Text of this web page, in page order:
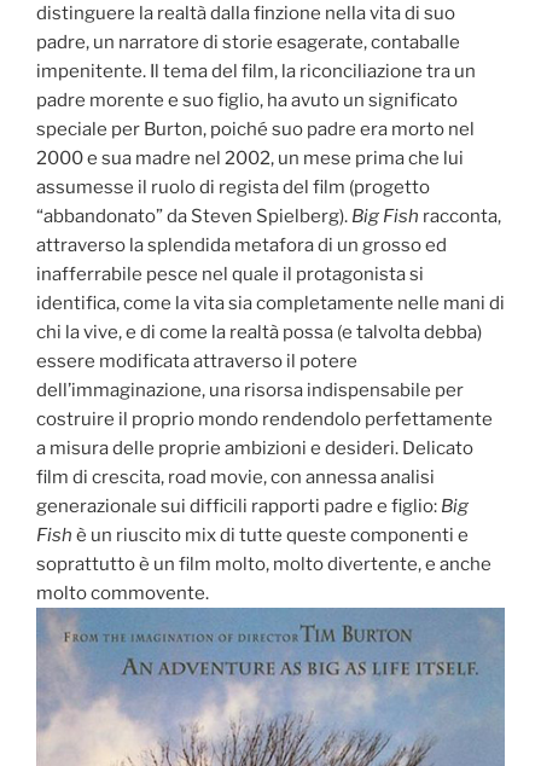
distinguere la realtà dalla finzione nella vita di suo
padre, un narratore di storie esagerate, contaballe
impenitente. Il tema del film, la riconciliazione tra un
padre morente e suo figlio, ha avuto un significato
speciale per Burton, poiché suo padre era morto nel
2000 e sua madre nel 2002, un mese prima che lui
assumesse il ruolo di regista del film (progetto
“abbandonato” da Steven Spielberg). Big Fish racconta,
attraverso la splendida metafora di un grosso ed
inafferrabile pesce nel quale il protagonista si
identifica, come la vita sia completamente nelle mani di
chi la vive, e di come la realtà possa (e talvolta debba)
essere modificata attraverso il potere
dell’immaginazione, una risorsa indispensabile per
costruire il proprio mondo rendendolo perfettamente
a misura delle proprie ambizioni e desideri. Delicato
film di crescita, road movie, con annessa analisi
generazionale sui difficili rapporti padre e figlio: Big
Fish è un riuscito mix di tutte queste componenti e
soprattutto è un film molto, molto divertente, e anche
molto commovente.